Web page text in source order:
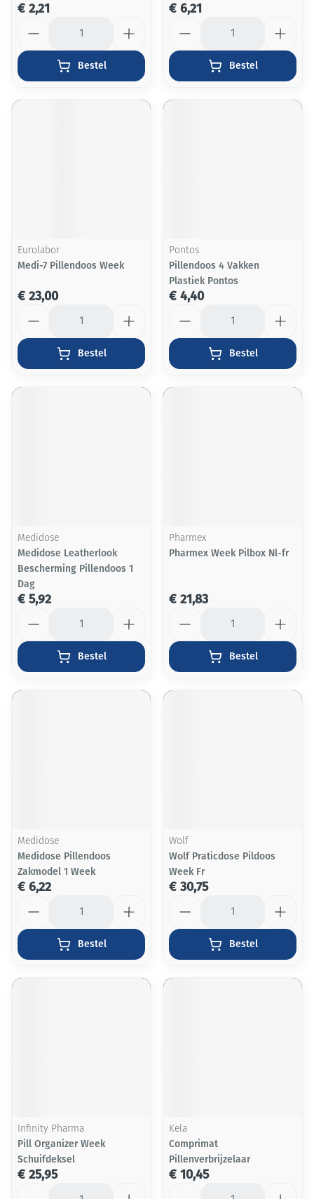
€ 2,21
Bestel
€ 6,21
Bestel
Eurolabor
Medi-7 Pillendoos Week
€ 23,00
Bestel
Pontos
Pillendoos 4 Vakken
Plastiek Pontos
€ 4,40
Bestel
Medidose
Medidose Leatherlook
Bescherming Pillendoos 1
Dag
€ 5,92
Bestel
Pharmex
Pharmex Week Pilbox Nl-fr
€ 21,83
Bestel
Medidose
Medidose Pillendoos
Zakmodel 1 Week
€ 6,22
Bestel
Wolf
Wolf Praticdose Pildoos
Week Fr
€ 30,75
Bestel
Infinity Pharma
Pill Organizer Week
Schuifdeksel
€ 25,95
Kela
Comprimat
Pillenverbrijzelaar
€ 10,45